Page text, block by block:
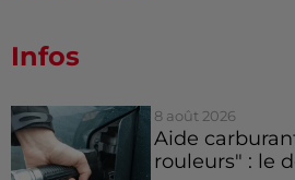
Infos
8 août 2026
Aide
rouleurs" : le